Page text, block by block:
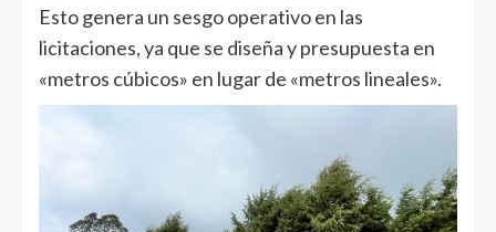
Esto genera un sesgo operativo en las
licitaciones, ya que se diseña y presupuesta en
«metros cúbicos» en lugar de «metros lineales».